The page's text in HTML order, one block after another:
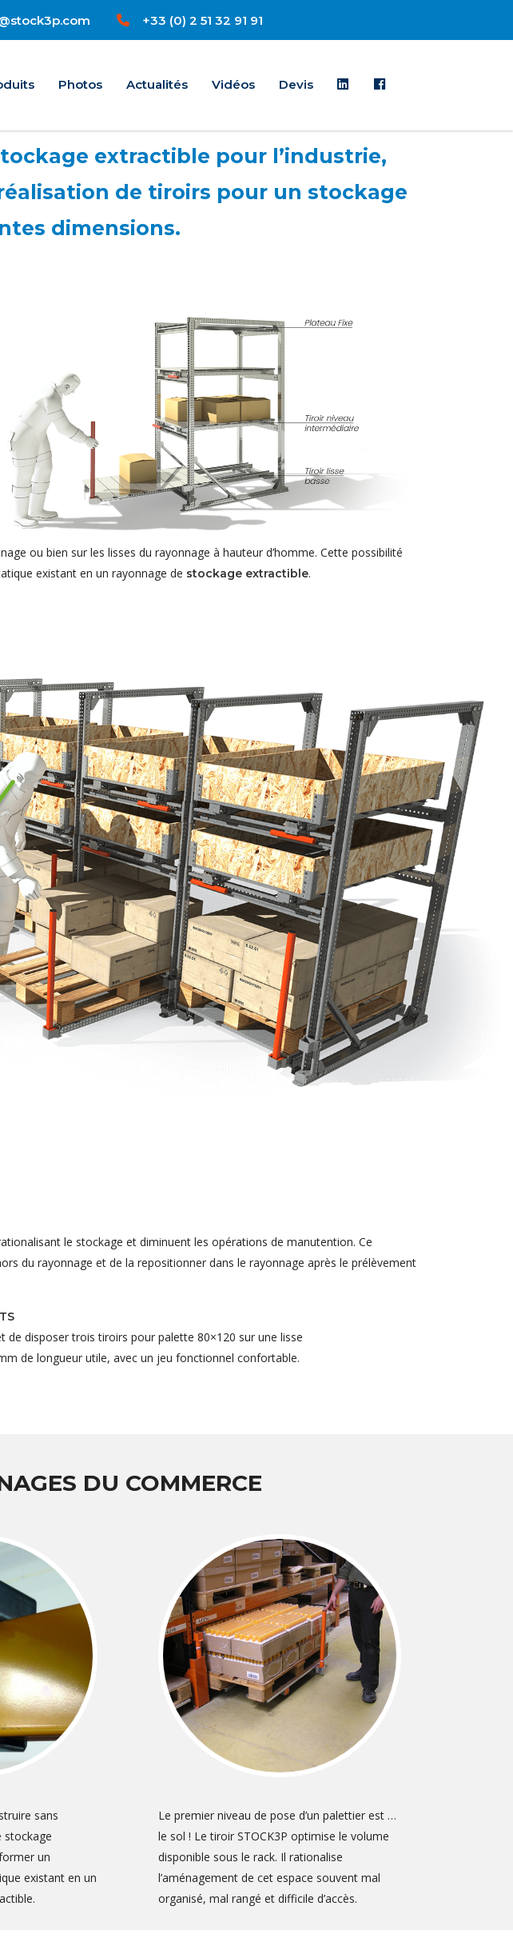
+33 (0) 2 51 32 91 91
Photos Actualités Vidéos Devis Linkedin
extractible pour l’industrie,
de tiroirs pour un stockage
dimensions.
ou bien sur les lisses du rayonnage à hauteur d’homme. Cette possibilité
existant en un rayonnage de stockage extractible.
le stockage et diminuent les opérations de manutention. Ce
du rayonnage et de la repositionner dans le rayonnage après le prélèvement
disposer trois tiroirs pour palette 80×120 sur une lisse
de longueur utile, avec un jeu fonctionnel confortable.
DU COMMERCE
sans
stockage
un
existant en un
Le premier niveau de pose d’un palettier est …
le sol ! Le tiroir STOCK3P optimise le volume
disponible sous le rack. Il rationalise
l’aménagement de cet espace souvent mal
organisé, mal rangé et difficile d’accès.